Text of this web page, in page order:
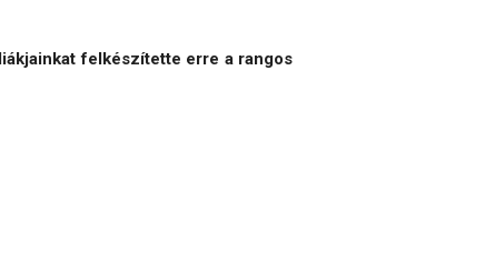
felkészítette erre a rangos